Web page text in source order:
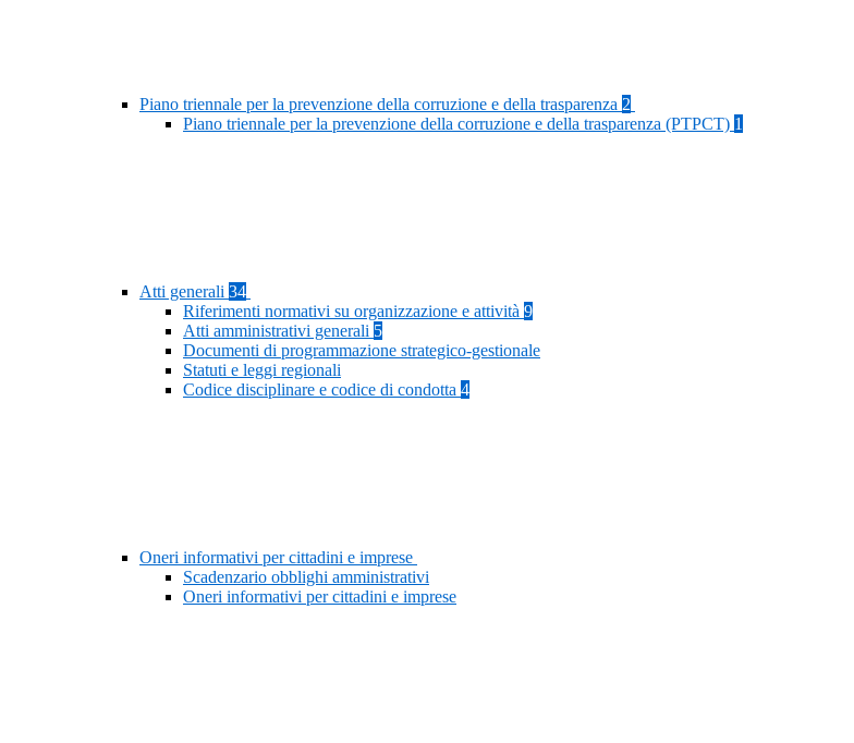
Piano triennale per la prevenzione della corruzione e della trasparenza 2
Piano triennale per la prevenzione della corruzione e della trasparenza (PTPCT) 1
Atti generali 34
Riferimenti normativi su organizzazione e attività 9
Atti amministrativi generali 5
Documenti di programmazione strategico-gestionale
Statuti e leggi regionali
Codice disciplinare e codice di condotta 4
Oneri informativi per cittadini e imprese
Scadenzario obblighi amministrativi
Oneri informativi per cittadini e imprese